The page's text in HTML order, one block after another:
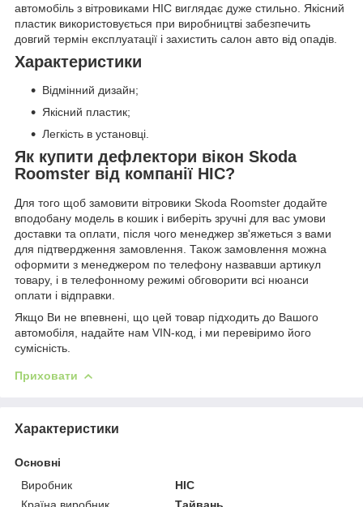
автомобіль з вітровиками HIC виглядає дуже стильно. Якісний
пластик використовується при виробництві забезпечить
довгий термін експлуатації і захистить салон авто від опадів.
Характеристики
Відмінний дизайн;
Якісний пластик;
Легкість в установці.
Як купити дефлектори вікон Skoda
Roomster від компанії HIC?
Для того щоб замовити вітровики Skoda Roomster додайте
вподобану модель в кошик і виберіть зручні для вас умови
доставки та оплати, після чого менеджер зв'яжеться з вами
для підтвердження замовлення. Також замовлення можна
оформити з менеджером по телефону назвавши артикул
товару, і в телефонному режимі обговорити всі нюанси
оплати і відправки.
Якщо Ви не впевнені, що цей товар підходить до Вашого
автомобіля, надайте нам VIN-код, і ми перевіримо його
сумісність.
Приховати
Характеристики
Основні
Виробник
HIC
Країна виробник
Тайвань